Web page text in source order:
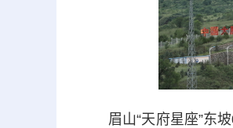
眉山“天府星座”东坡